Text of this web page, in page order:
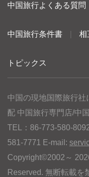
中国旅行よくある質問
中国旅行条件書 相
トピックス
中国の現地国際旅行
配 中国旅行専門店/中
TEL：86-773-580-
581-7771 E-mail:
Copyright©2002～
Reserved. 無断転載を